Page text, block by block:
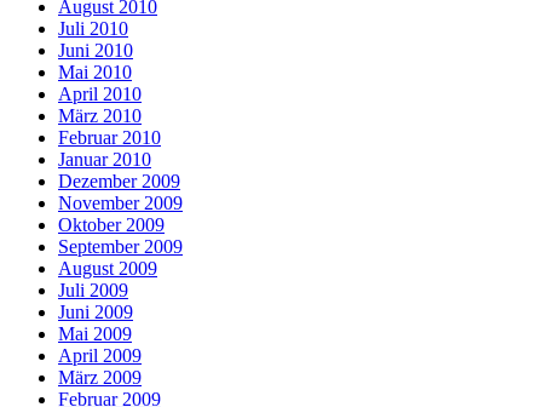
August 2010
Juli 2010
Juni 2010
Mai 2010
April 2010
März 2010
Februar 2010
Januar 2010
Dezember 2009
November 2009
Oktober 2009
September 2009
August 2009
Juli 2009
Juni 2009
Mai 2009
April 2009
März 2009
Februar 2009